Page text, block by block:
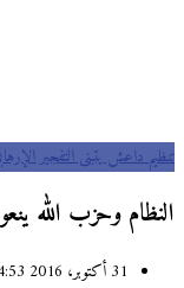
تنظيم داعش يتبنى التفجير
النظام وحزب الله
31 أكتوبر، 2016 4:53 م